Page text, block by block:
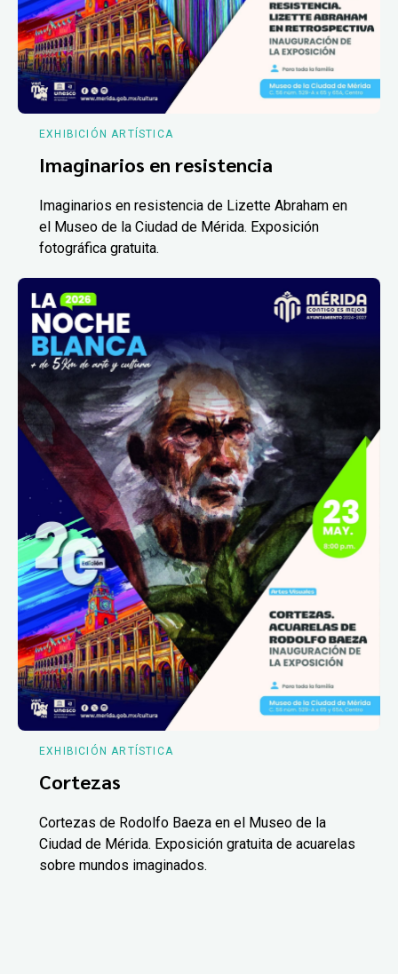
EXHIBICIÓN ARTÍSTICA
Imaginarios en resistencia
Imaginarios en resistencia de Lizette Abraham en
el Museo de la Ciudad de Mérida. Exposición
fotográfica gratuita.
EXHIBICIÓN ARTÍSTICA
Cortezas
Cortezas de Rodolfo Baeza en el Museo de la
Ciudad de Mérida. Exposición gratuita de acuarelas
sobre mundos imaginados.